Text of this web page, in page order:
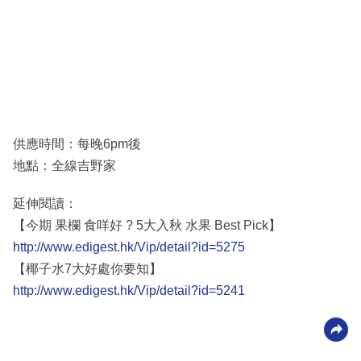
供應時間：每晚6pm後
地點：全線吉野家
延伸閱讀：
【今期 果欄 食咩好 ? 5大入秋 水果 Best Pick】
http://www.edigest.hk/Vip/detail?id=5275
【椰子水7大好處你要知】
http://www.edigest.hk/Vip/detail?id=5241